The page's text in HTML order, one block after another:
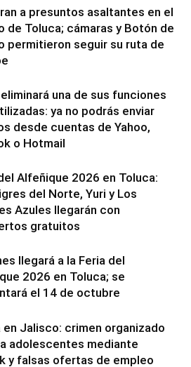
a presuntos asaltantes en el
de Toluca; cámaras y Botón de
permitieron seguir su ruta de
una de sus funciones
ya no podrás enviar
desde cuentas de Yahoo,
o Hotmail
Alfeñique 2026 en Toluca:
del Norte, Yuri y Los
Azules llegarán con
gratuitos
llegará a la Feria del
2026 en Toluca; se
el 14 de octubre
Jalisco: crimen organizado
adolescentes mediante
y falsas ofertas de empleo